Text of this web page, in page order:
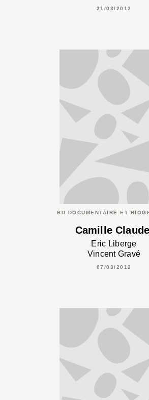
21/03/2012
BD DOCUMENTAIRE ET
Camille
Eric Liberge
Vincent Gravé
07/03/2012